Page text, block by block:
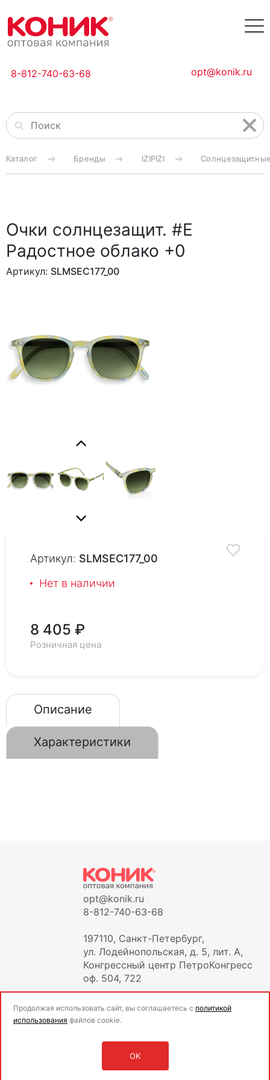
8-812-740-63-68 opt@konik.ru
Каталог Бренды IZIPIZI
Очки солнцезащит. #E
Радостное облако +0
Артикул: SLMSEC177_00
Артикул: SLMSEC177_00
Нет в наличии
8 405 ₽
Розничная цена
Описание
Характеристики
opt@konik.ru
8-812-740-63-68
197110, Санкт-Петербург,
ул. Лодейнопольская, д. 5, лит. А,
Конгрессный центр ПетроКонгресс
оф. 504, 722
Оставить заявку
Продолжая использовать сайт, вы соглашаетесь с политикой
использования файлов cookie.
OK